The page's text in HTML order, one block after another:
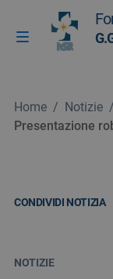
Vai ai
Vai al
Vai al footer
Attiva /
Home / Notizie /
Presentazione
CONDIVIDI NOTIZIA
NOTIZIE